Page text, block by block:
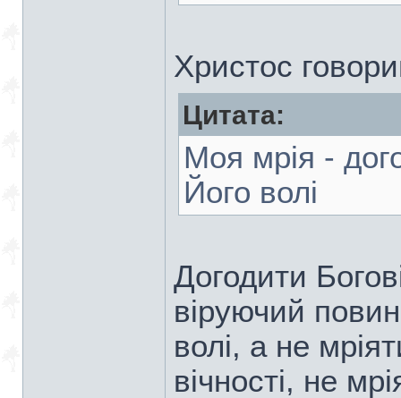
Христос
Цитата:
Моя мрія -
Його волі
Догодити
віруючий
волі, а не
вічності, не